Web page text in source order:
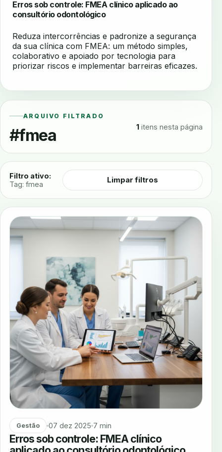
Erros sob controle: FMEA clínico aplicado ao
consultório odontológico
Reduza intercorrências e padronize a segurança
da sua clínica com FMEA: um método simples,
colaborativo e apoiado por tecnologia para
priorizar riscos e implementar barreiras eficazes.
ARQUIVO FILTRADO
#fmea 1 itens nesta página
Filtro ativo:
Tag: fmea
Limpar filtros
Gestão 07 dez 2025 7 min
Erros sob controle: FMEA clínico